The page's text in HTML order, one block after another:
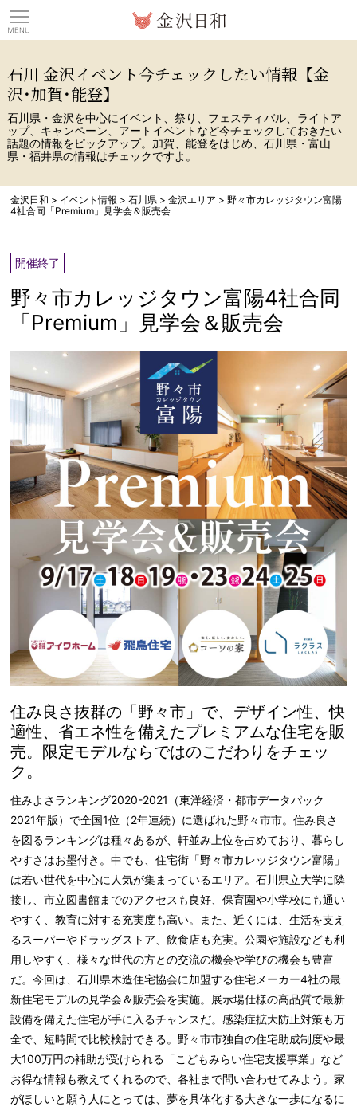
石川 金沢イベント今チェックしたい情報【金
沢･加賀･能登】
石川県・金沢を中心にイベント、祭り、フェスティバル、ライトア
ップ、キャンペーン、アートイベントなど今チェックしておきたい
話題の情報をピックアップ。加賀、能登をはじめ、石川県・富山
県・福井県の情報はチェックですよ。
金沢日和 > イベント情報 >石川県 >金沢エリア >野々市カレッジタウン富陽
4社合同「Premium」見学会＆販売会
開催終了
野々市カレッジタウン富陽4社合同
「Premium」見学会＆販売会
住み良さ抜群の「野々市」で、デザイン性、快
適性、省エネ性を備えたプレミアムな住宅を販
売。限定モデルならではのこだわりをチェッ
ク。
住みよさランキング2020-2021（東洋経済・都市データパック
2021年版）で全国1位（2年連続）に選ばれた野々市市。住み良さ
を図るランキングは種々あるが、軒並み上位を占めており、暮らし
やすさはお墨付き。中でも、住宅街「野々市カレッジタウン富陽」
は若い世代を中心に人気が集まっているエリア。石川県立大学に隣
接し、市立図書館までのアクセスも良好、保育園や小学校にも通い
やすく、教育に対する充実度も高い。また、近くには、生活を支え
るスーパーやドラッグストア、飲食店も充実。公園や施設なども利
用しやすく、様々な世代の方との交流の機会や学びの機会も豊富
だ。今回は、石川県木造住宅協会に加盟する住宅メーカー4社の最
新住宅モデルの見学会＆販売会を実施。展示場仕様の高品質で最新
設備を備えた住宅が手に入るチャンスだ。感染症拡大防止対策も万
全で、短時間で比較検討できる。野々市市独自の住宅助成制度や最
大100万円の補助が受けられる「こどもみらい住宅支援事業」など
お得な情報も教えてくれるので、各社まで問い合わせてみよう。家
がほしいと願う人にとっては、夢を具体化する大きな一歩になるに